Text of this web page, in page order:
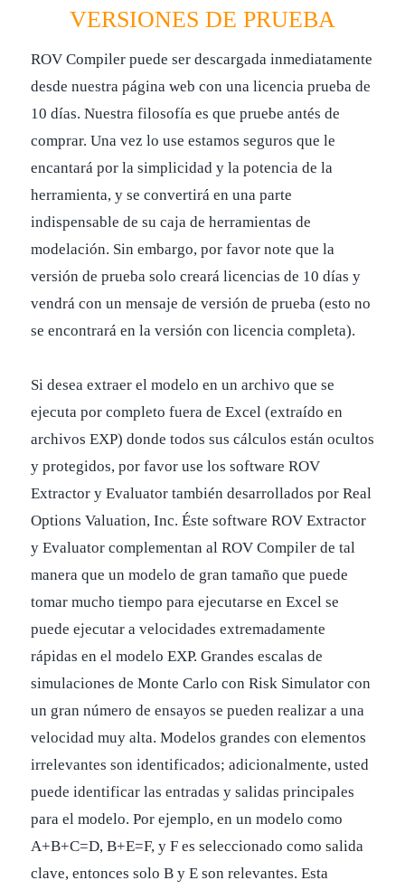
VERSIONES DE PRUEBA
ROV Compiler puede ser descargada inmediatamente
desde nuestra página web con una licencia prueba de
10 días. Nuestra filosofía es que pruebe antés de
comprar. Una vez lo use estamos seguros que le
encantará por la simplicidad y la potencia de la
herramienta, y se convertirá en una parte
indispensable de su caja de herramientas de
modelación. Sin embargo, por favor note que la
versión de prueba solo creará licencias de 10 días y
vendrá con un mensaje de versión de prueba (esto no
se encontrará en la versión con licencia completa).
Si desea extraer el modelo en un archivo que se
ejecuta por completo fuera de Excel (extraído en
archivos EXP) donde todos sus cálculos están ocultos
y protegidos, por favor use los software ROV
Extractor y Evaluator también desarrollados por Real
Options Valuation, Inc. Éste software ROV Extractor
y Evaluator complementan al ROV Compiler de tal
manera que un modelo de gran tamaño que puede
tomar mucho tiempo para ejecutarse en Excel se
puede ejecutar a velocidades extremadamente
rápidas en el modelo EXP. Grandes escalas de
simulaciones de Monte Carlo con Risk Simulator con
un gran número de ensayos se pueden realizar a una
velocidad muy alta. Modelos grandes con elementos
irrelevantes son identificados; adicionalmente, usted
puede identificar las entradas y salidas principales
para el modelo. Por ejemplo, en un modelo como
A+B+C=D, B+E=F, y F es seleccionado como salida
clave, entonces solo B y E son relevantes. Esta